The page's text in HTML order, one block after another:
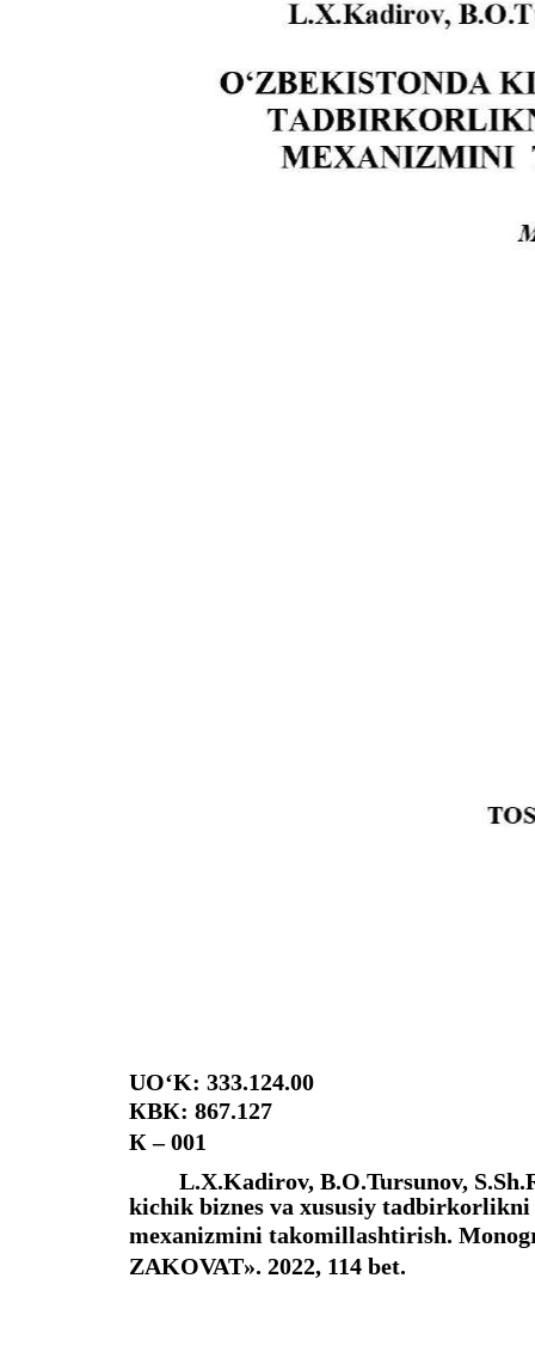
UO‘K: 333.124.00
КBК: 867.127
К – 001
L.X.Kadirov, B.O.Tursunov,
kichik biznes va xususiy
mexanizmini takomillashtirish.
ZAKOVAT». 2022, 114 bet.